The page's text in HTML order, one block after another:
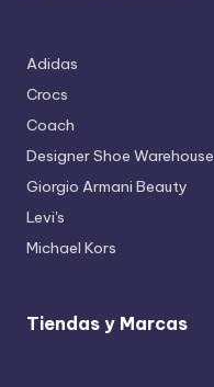
Adidas
Crocs
Coach
Designer Shoe Warehouse
Giorgio Armani Beauty
Levi's
Michael Kors
Tiendas y Marcas